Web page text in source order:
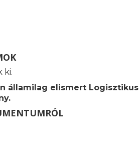
ki.
államilag elismert Logisztikus